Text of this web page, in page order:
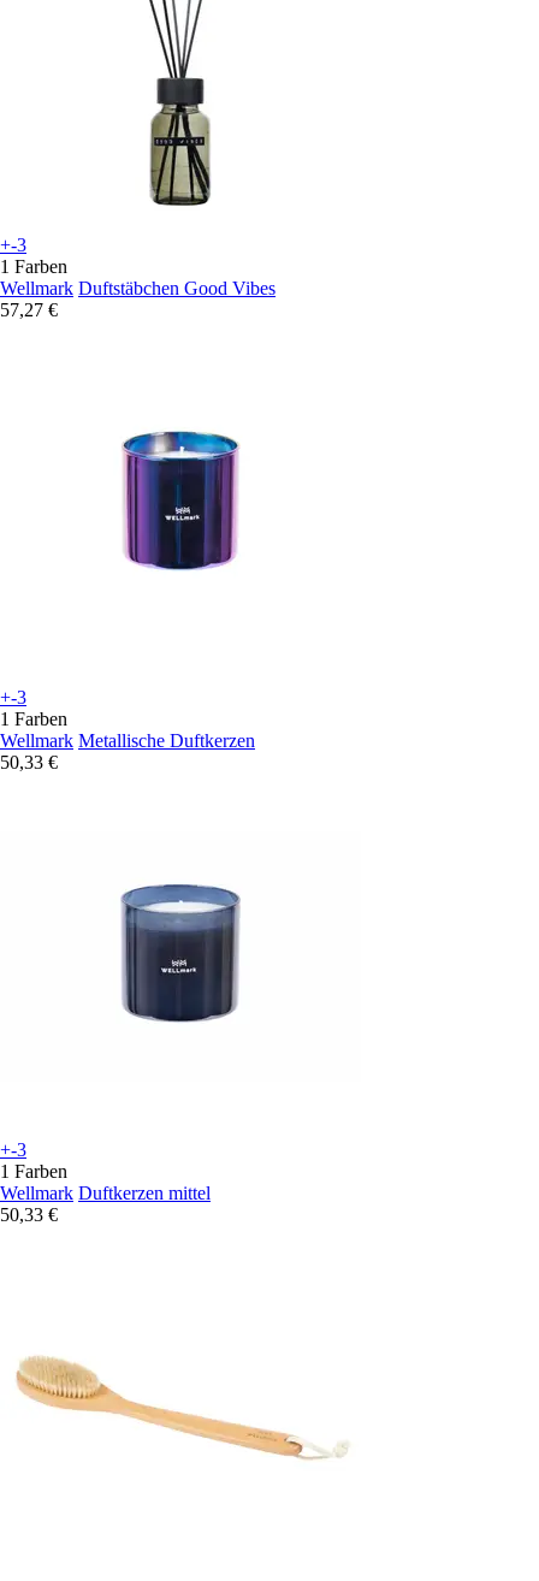
+-3
1 Farben
Wellmark Duftstäbchen Good Vibes
57,27 €
+-3
1 Farben
Wellmark Metallische Duftkerzen
50,33 €
+-3
1 Farben
Wellmark Duftkerzen mittel
50,33 €